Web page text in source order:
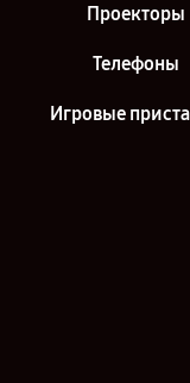
Проекторы
Телефоны
Игровые